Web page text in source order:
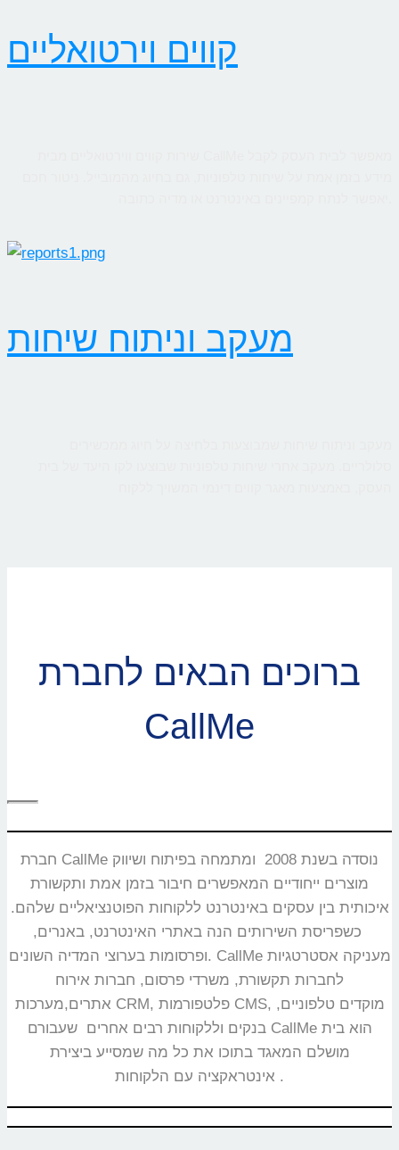
קווים וירטואליים
מעקב וניתוח שיחות
ברוכים הבאים לחברת
CallMe
חברת CallMe נוסדה בשנת 2008 ומתמחה בפיתוח ושיווק
מוצרים ייחודיים המאפשרים חיבור בזמן אמת ותקשורת
איכותית בין עסקים באינטרנט ללקוחות הפוטנציאליים שלהם.
כשפריסת השירותים הנה באתרי האינטרנט, באנרים,
ופרסומות בערוצי המדיה השונים. CallMe מעניקה אסטרטגיות
לחברות תקשורת, משרדי פרסום, חברות אירוח
אתרים,מערכות CRM, פלטפורמות CMS, מוקדים טלפוניים,
בנקים וללקוחות רבים אחרים שעבורם CallMe הוא בית
מושלם המאגד בתוכו את כל מה שמסייע ביצירת
אינטראקציה עם הלקוחות.